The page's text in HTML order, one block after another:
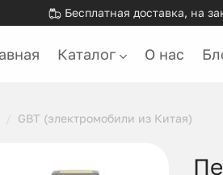
Бесплатная доставка, на
Каталог О нас
GBT (электромобили из Китая)